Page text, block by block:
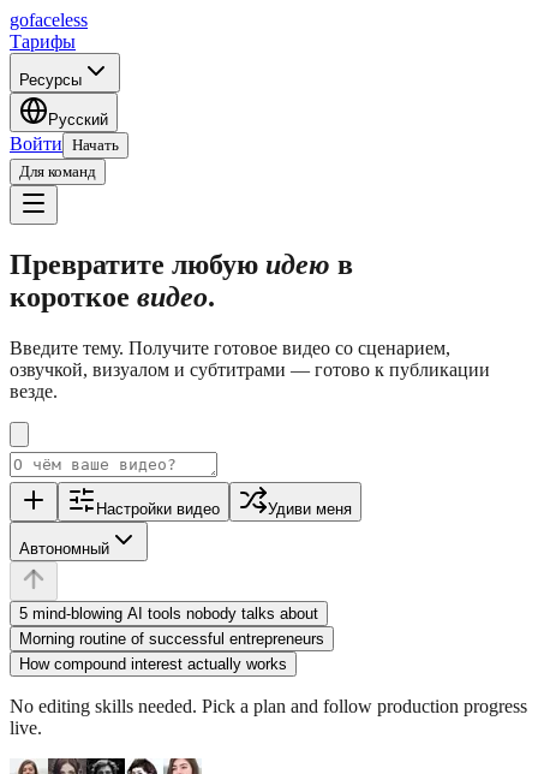
gofaceless
Тарифы
Ресурсы
Русский
Войти Начать
Для команд
Превратите любую идею в
короткое видео.
Введите тему. Получите готовое видео со сценарием,
озвучкой, визуалом и субтитрами — готово к публикации
везде.
Настройки видео Удиви меня
Автономный
5 mind-blowing AI tools nobody talks about
Morning routine of successful entrepreneurs
How compound interest actually works
No editing skills needed. Pick a plan and follow production progress
live.